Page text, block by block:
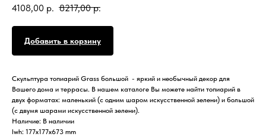
4108,00 р. 8217,00 р.
Добавить в корзину
Скульптура топиарий Grass большой - яркий и необычный декор для
Вашего дома и террасы. В нашем каталоге Вы можете найти топиарий в
двух форматах: маленький (с одним шаром искусственной зелени) и большой
(с двумя шарами искусственной зелени).
Наличие: В наличии
lwh: 177x177x673 mm